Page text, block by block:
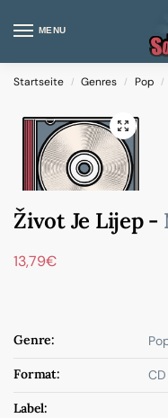
MENU
Startseite / Genres / Pop /
Život Je Lijep -
13,79€
Genre:
Format: CD
Label: